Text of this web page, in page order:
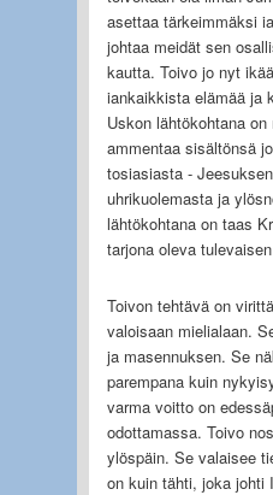
asettaa tärkeimmäksi
johtaa meidät sen
kautta. Toivo jo nyt
iankaikkista elämää ja
Uskon lähtökohtana
ammentaa sisältönsä
tosiasiasta -
uhrikuolemasta ja
lähtökohtana on taas
tarjona oleva
Toivon tehtävä on
valoisaan mielialaan.
ja masennuksen. Se
parempana kuin
varma voitto on
odottamassa. Toivo
ylöspäin. Se valaisee
on kuin tähti, joka johti